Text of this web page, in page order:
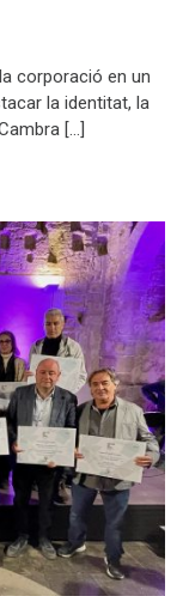
corporació en un
la identitat, la
[…]